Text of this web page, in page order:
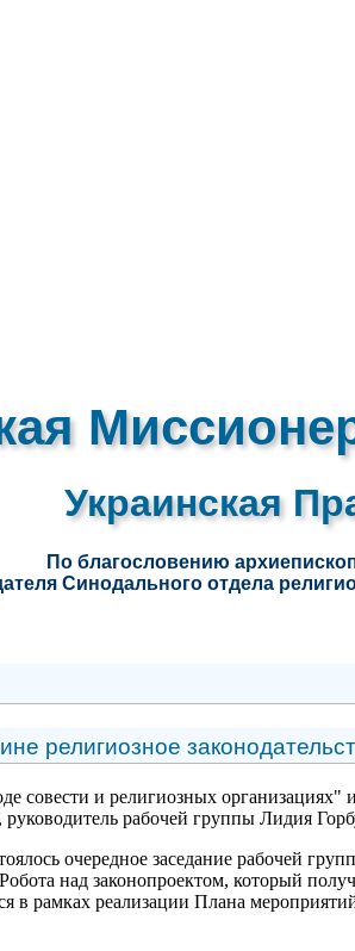
Украинская
По благословению
Синодального отдела
религиозное
совести и религиозных организациях"
рабочей группы Лидия
очередное заседание рабочей
над законопроектом, который
в рамках реализации Плана